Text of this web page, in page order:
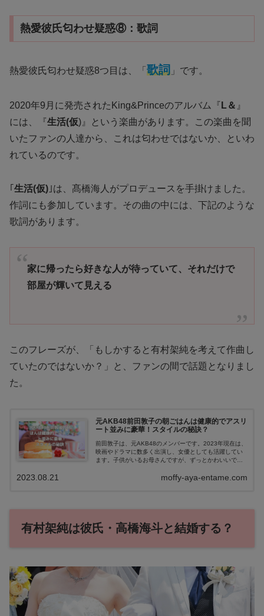
熱愛彼氏匂わせ疑惑⑧：歌詞
熱愛彼氏匂わせ疑惑8つ目は、「 歌詞 」です。
2020年9月に発売されたKing&Princeのアルバム『 L＆ 』
には、『生活(仮)』という楽曲があります。この楽曲を聞
いたファンの人達から、これは匂わせではないか、といわ
れているのです。
｢ 生活(仮) ｣は、髙橋海人がプロデュースを手掛けました。
作詞にも参加しています。その曲の中には、下記のような
歌詞があります。
家に帰ったら好きな人が待っていて、それだけで
部屋が輝いて見える
このフレーズが、「もしかすると有村架純を考えて作曲し
ていたのではないか？」と、ファンの間で話題となりまし
た。
元AKB48前田敦子の朝ごはんは健康的でアスリ
ート並みに豪華！スタイルの秘訣？
前田敦子は、元AKB48のメンバーです。2023年現在は、
映画やドラマに数多く出演し、女優としても活躍してい
ます。子供がいるお母さんですが、ずっとかわいいです
く豪華で、量も多いと話題なんで...moffy-aya-entame.com
2023.08.21
有村架純は彼氏・高橋海斗と結婚する？